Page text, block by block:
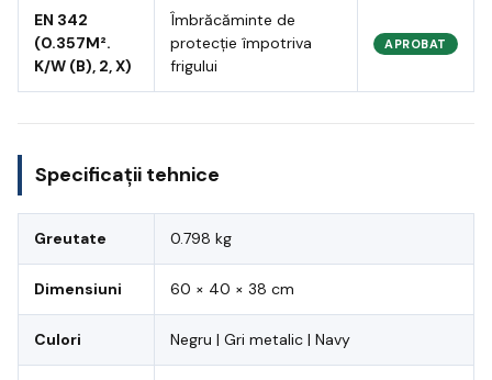
EN 342
(0.357M².
K/W (B), 2, X)
Îmbrăcăminte de
protecție împotriva
frigului
APROBAT
Specificații tehnice
Greutate 0.798 kg
Dimensiuni 60 × 40 × 38 cm
Culori Negru | Gri metalic | Navy